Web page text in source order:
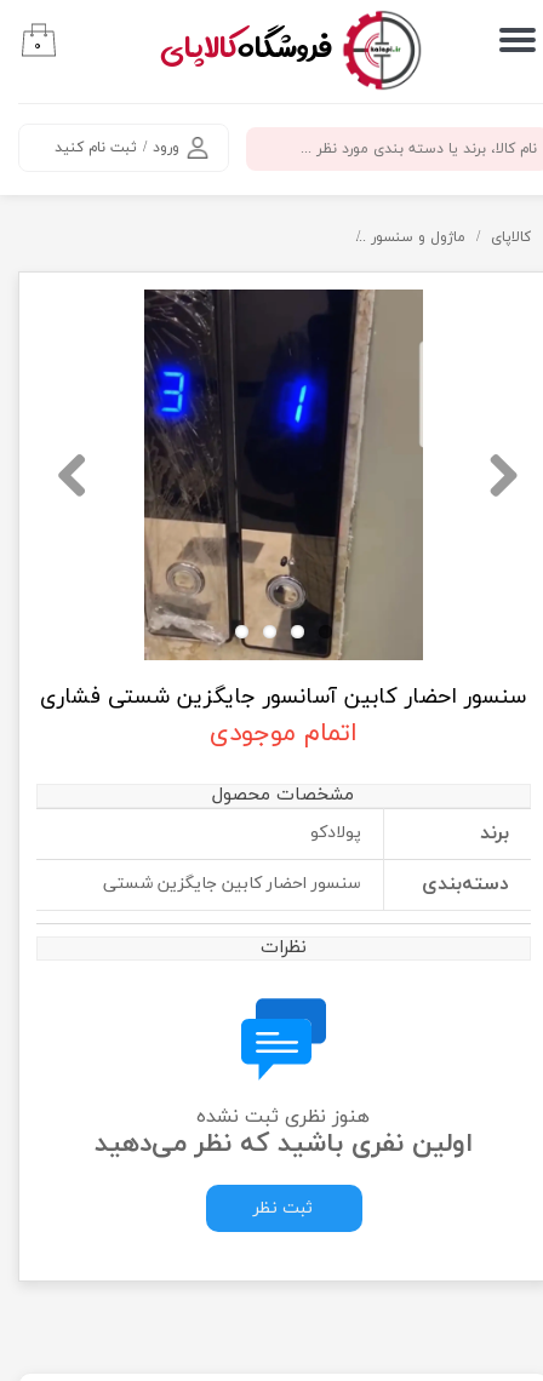
​فروشگاهکالاپای
ورود / ثبت نام کنید
حساب کاربری من
سفارشات
۰
کالاپای ماژول و سنسور
سنسور احضار کابین آسانسور جایگزین شستی فشاری
اتمام موجودی
مشخصات محصول
برند پولادکو
دسته‌بندی سنسور احضار کابین جایگزین شستی
نظرات
هنوز نظری ثبت نشده
اولین نفری باشید که نظر می‌دهید
ثبت نظر